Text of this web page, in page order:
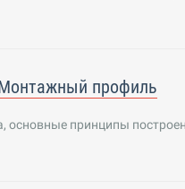
профиль
основные принципы